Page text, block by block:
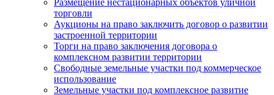
Размещение нестационарных объектов уличной
торговли
Аукционы на право заключить договор о развитии
застроенной территории
Торги на право заключения договора о
комплексном развитии территории
Свободные земельные участки под коммерческое
использование
Земельные участки под комплексное развитие